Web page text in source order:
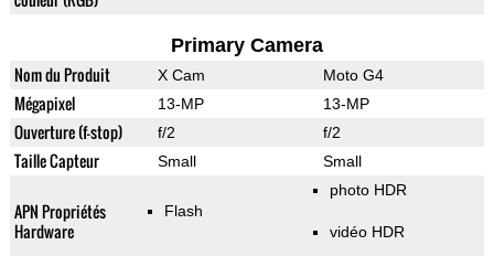
Primary Camera
Nom du Produit X Cam Moto G4
Mégapixel 13-MP 13-MP
Ouverture (f-stop) f/2 f/2
Taille Capteur Small Small
APN Propriétés
Hardware
Flash
photo HDR
vidéo HDR